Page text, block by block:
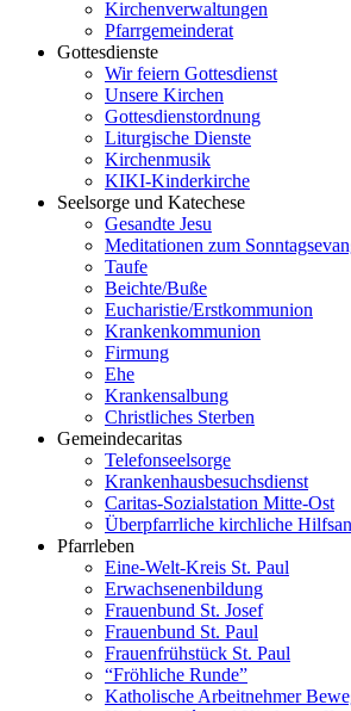
Kirchenverwaltungen
Pfarrgemeinderat
Gottesdienste
Wir feiern Gottesdienst
Unsere Kirchen
Gottesdienstordnung
Liturgische Dienste
Kirchenmusik
KIKI-Kinderkirche
Seelsorge und Katechese
Gesandte Jesu
Meditationen zum
Taufe
Beichte/Buße
Eucharistie/Erstkommunion
Krankenkommunion
Firmung
Ehe
Krankensalbung
Christliches Sterben
Gemeindecaritas
Telefonseelsorge
Krankenhausbesuchsdienst
Caritas-Sozialstation Mitte-Ost
Überpfarrliche kirchliche
Pfarrleben
Eine-Welt-Kreis St. Paul
Erwachsenenbildung
Frauenbund St. Josef
Frauenbund St. Paul
Frauenfrühstück St. Paul
“Fröhliche Runde”
Katholische Arbeitnehmer